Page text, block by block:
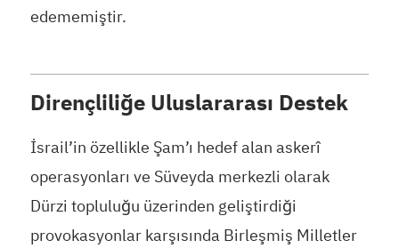
edememiştir.
Dirençliliğe Uluslararası Destek
İsrail’in özellikle Şam’ı hedef alan askerî
operasyonları ve Süveyda merkezli olarak
Dürzi topluluğu üzerinden geliştirdiği
provokasyonlar karşısında Birleşmiş Milletler